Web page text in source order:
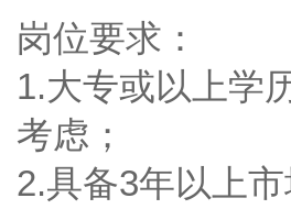
岗位要求：
1.大专或以上学
考虑；
2.具备3年以上